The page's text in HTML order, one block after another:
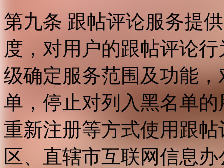
第九条 跟帖评论服务提
度，对用户的跟帖评论
级确定服务范围及功能
单，停止对列入黑名单
重新注册等方式使用跟
区、直辖市互联网信息